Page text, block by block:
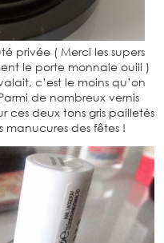
privée ( Merci les supers
le porte monnaie ouiii )
c’est le moins qu’on
de nombreux vernis
ces deux tons gris pailletés
des fêtes !